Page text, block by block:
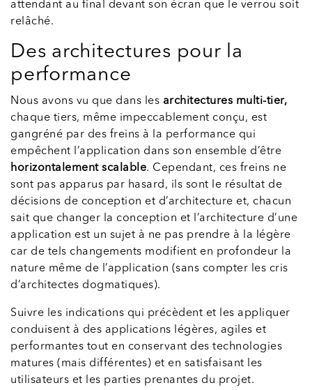
attendant au final devant son écran que le verrou soit
relâché.
Des architectures pour la
performance
Nous avons vu que dans les architectures multi-tier,
chaque tiers, même impeccablement conçu, est
gangréné par des freins à la performance qui
empêchent l’application dans son ensemble d’être
horizontalement scalable. Cependant, ces freins ne
sont pas apparus par hasard, ils sont le résultat de
décisions de conception et d’architecture et, chacun
sait que changer la conception et l’architecture d’une
application est un sujet à ne pas prendre à la légère
car de tels changements modifient en profondeur la
nature même de l’application (sans compter les cris
d’architectes dogmatiques).
Suivre les indications qui précèdent et les appliquer
conduisent à des applications légères, agiles et
performantes tout en conservant des technologies
matures (mais différentes) et en satisfaisant les
utilisateurs et les parties prenantes du projet.